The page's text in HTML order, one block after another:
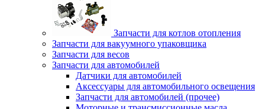
Запчасти для котлов отопления
Запчасти для вакуумного упаковщика
Запчасти для весов
Запчасти для автомобилей
Датчики для автомобилей
Аксессуары для автомобильного освещения
Запчасти для автомобилей (прочее)